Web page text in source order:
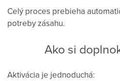
Celý proces prebieha
potreby zásahu.
Ako si
Aktivácia je jednoduchá: